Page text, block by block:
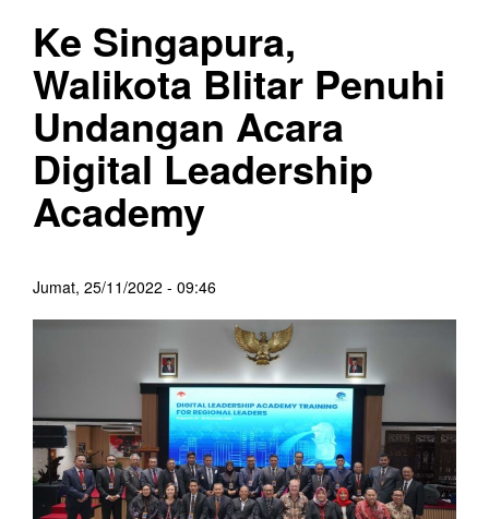
Ke Singapura,
Walikota Blitar Penuhi
Undangan Acara
Digital Leadership
Academy
Jumat, 25/11/2022 - 09:46